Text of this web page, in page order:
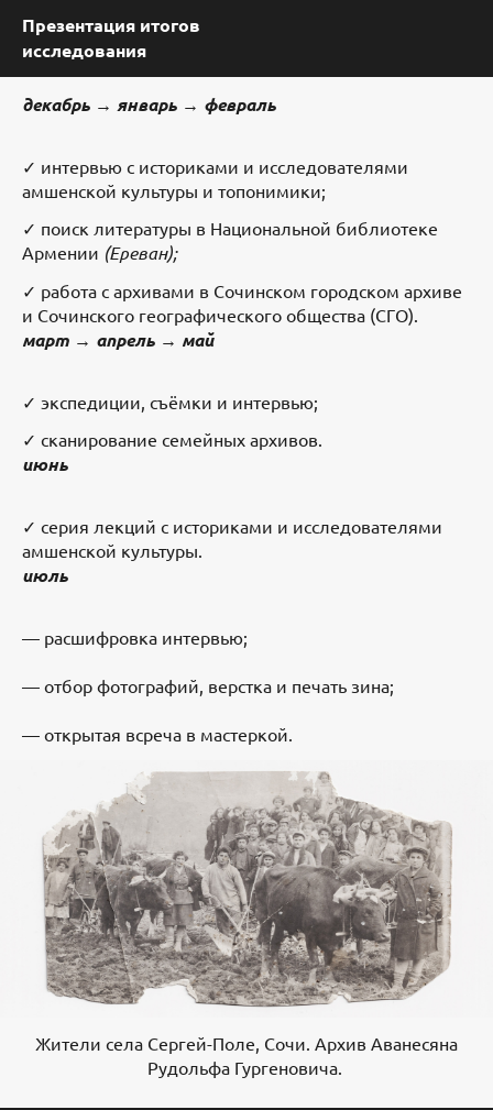
Презентация итогов
исследования
декабрь → январь → февраль
✓ интервью с историками и исследователями
амшенской культуры и топонимики;
✓ поиск литературы в Национальной библиотеке
Армении (Ереван);
✓ работа с архивами в Сочинском городском архиве
и Сочинского географического общества (СГО).
март → апрель → май
✓ экспедиции, съёмки и интервью;
✓ сканирование семейных архивов.
июнь
✓ серия лекций с историками и исследователями
амшенской культуры.
июль
— расшифровка интервью;
— отбор фотографий, верстка и печать зина;
— открытая всреча в мастеркой.
Жители села Сергей-Поле, Сочи. Архив Аванесяна
Рудольфа Гургеновича.